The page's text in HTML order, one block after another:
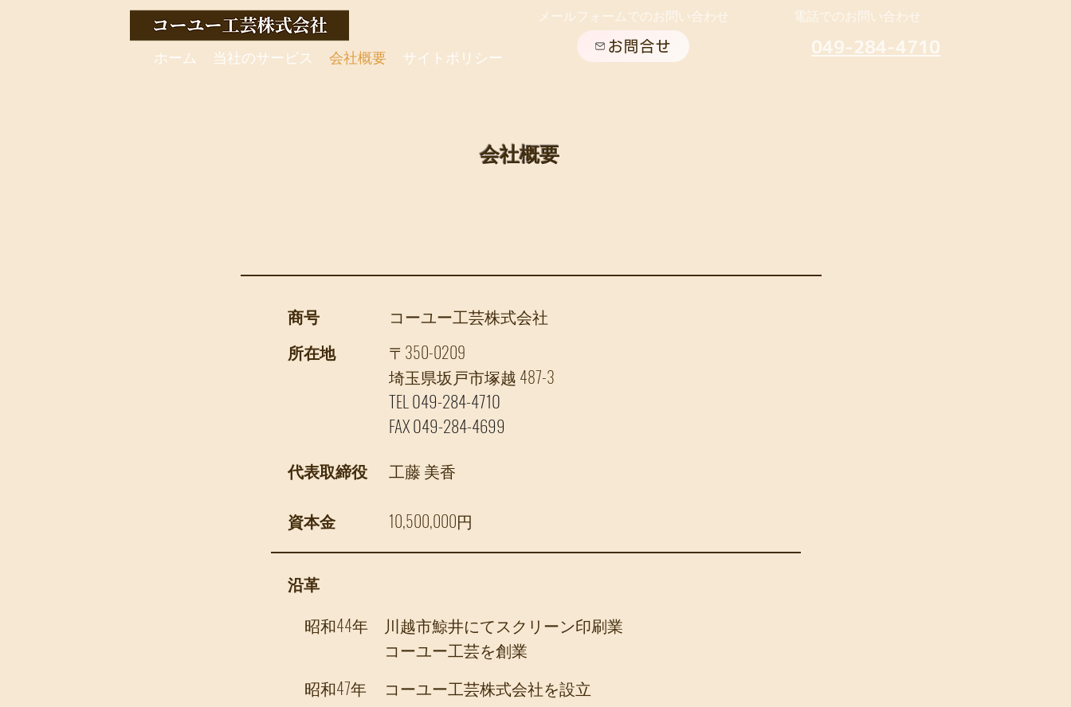
ホーム 当社のサービス 会社概要 サイトポリシー
メールフォームでのお問い合わせ
お問合せ
電話でのお問い合わせ
049-284-4710
会社概要
​商号
​所在地
代表取締役
​コーユー工芸株式会社
〒350-0209
埼玉県坂戸市塚越 487-3
TEL 049-284-4710
FAX 049-284-4699
工藤 美香
資本金 ​10,500,000円
​沿革
昭和44年
​川越市鯨井にてスクリーン印刷業
コーユー工芸を創業
昭和47年
コーユー工芸株式会社を設立